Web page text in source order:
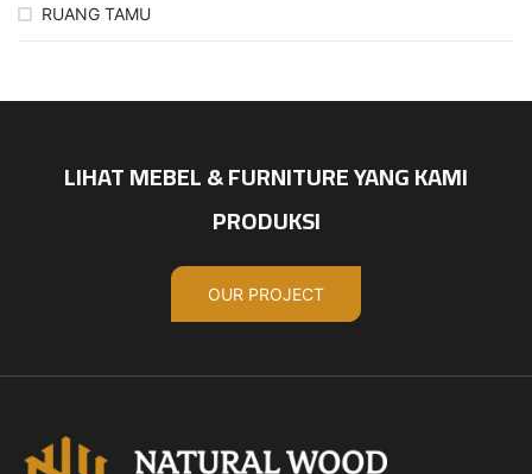
RUANG TAMU
LIHAT MEBEL & FURNITURE YANG KAMI
PRODUKSI
OUR PROJECT